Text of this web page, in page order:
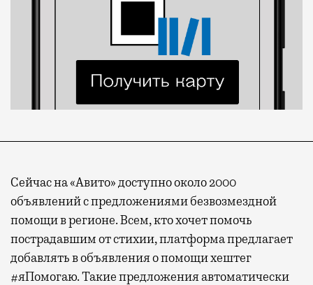
Сейчас на «Авито» доступно около 2000
объявлений с предложениями безвозмездной
помощи в регионе. Всем, кто хочет помочь
пострадавшим от стихии, платформа предлагает
добавлять в объявления о помощи хештег
#яПомогаю. Такие предложения автоматически